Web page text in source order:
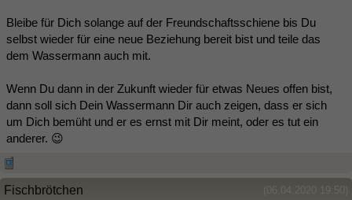
Bleibe für Dich solange auf der Freundschaftsschiene bis Du
selbst wieder für eine neue Beziehung bereit bist und teile das
dem Wassermann auch mit.
Wenn Du dann in der Zukunft wieder für etwas Neues offen bist,
dann soll sich Dein Wassermann Dir auch zeigen, dass er sich
um Dich bemüht und er es ernst mit Dir meint, oder es tut ein
anderer. 😉
(06.04.2020 19:50)
Fischbrötchen